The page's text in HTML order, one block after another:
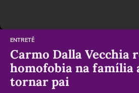
ENTRETÊ
Carmo Dalla Vecchia
homofobia na família
tornar pai